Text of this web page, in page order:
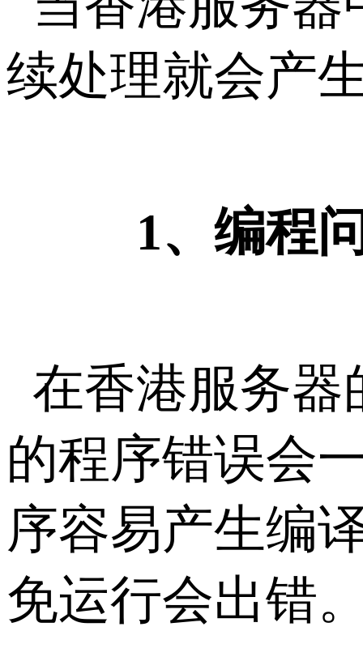
续处理就会产
1、编程
在香港服务器
的程序错误会
序容易产生编
免运行会出错